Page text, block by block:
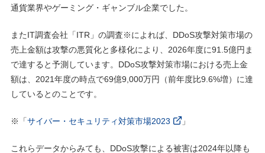
通貨業界やゲーミング・ギャンブル企業でした。
またIT調査会社「ITR」の調査※によれば、DDoS攻撃対策市場の
売上金額は攻撃の悪質化と多様化により、2026年度に91.5億円ま
で達すると予測しています。DDoS攻撃対策市場における売上金
額は、2021年度の時点で69億9,000万円（前年度比9.6%増）に達
しているとのことです。
※「サイバー・セキュリティ対策市場2023 」
これらデータからみても、DDoS攻撃による被害は2024年以降も